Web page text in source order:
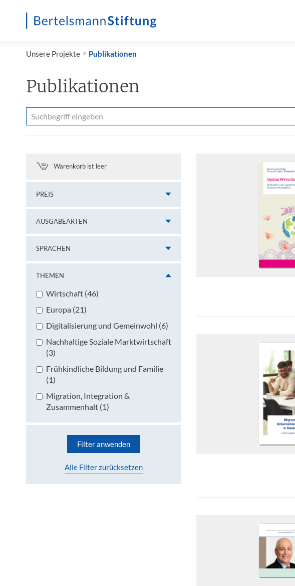
Unsere Projekte Publikationen
Publikationen
Warenkorb ist leer
PREIS
AUSGABEARTEN
SPRACHEN
THEMEN
Wirtschaft (46)
Europa (21)
Digitalisierung und Gemeinwohl (6)
Nachhaltige Soziale Marktwirtschaft
(3)
Frühkindliche Bildung und Familie
(1)
Migration, Integration &
Zusammenhalt (1)
Filter anwenden
Alle Filter zurücksetzen